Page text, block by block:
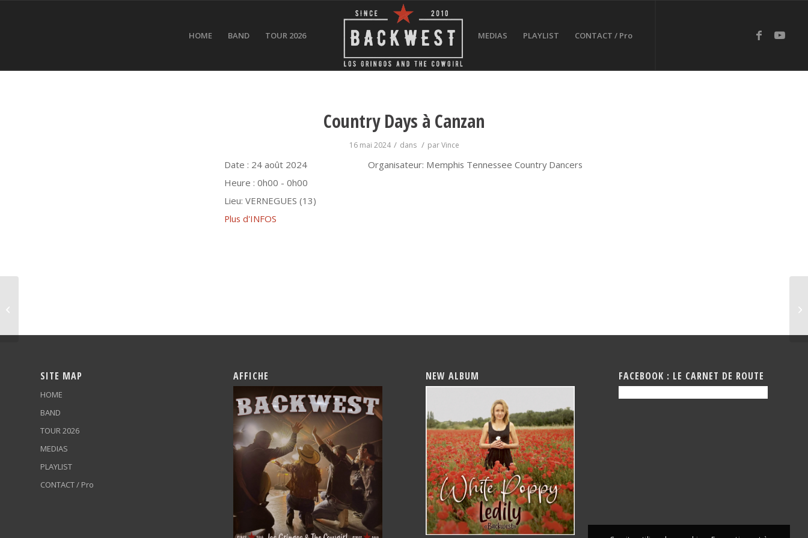
HOME BAND TOUR 2026 MEDIAS PLAYLIST CONTACT / Pro
Country Days à Canzan
16 mai 2024 / dans / parVince
Date : 24 août 2024
Heure : 0h00 - 0h00
Lieu: VERNEGUES (13)
Plus d'INFOS
Organisateur: Memphis Tennessee Country Dancers
SITE MAP
HOME
BAND
TOUR 2026
MEDIAS
PLAYLIST
CONTACT / Pro
AFFICHE NEW ALBUM FACEBOOK : LE CARNET DE ROUTE